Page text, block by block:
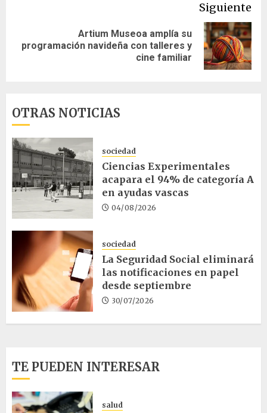
Siguiente
Siguiente
Artium Museoa amplía su
programación navideña con talleres y
cine familiar
OTRAS NOTICIAS
sociedad
Ciencias Experimentales
acapara el 94% de categoría A
en ayudas vascas
04/08/2026
sociedad
La Seguridad Social eliminará
las notificaciones en papel
desde septiembre
30/07/2026
TE PUEDEN INTERESAR
salud